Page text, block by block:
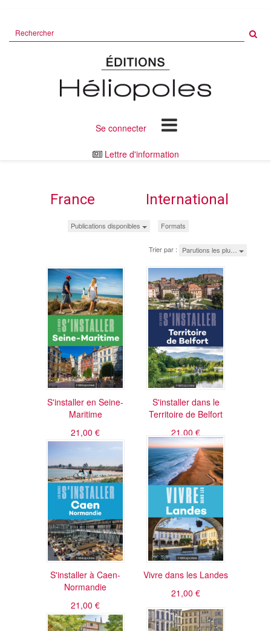
site
Se connecter
Lettre d'information
France International
Publications disponibles Formats
Trier par : Parutions les plu…
S'installer en Seine-
Maritime
21,00 €
S'installer dans le
Territoire de Belfort
21,00 €
S'installer à Caen-
Normandie
21,00 €
Vivre dans les Landes
21,00 €